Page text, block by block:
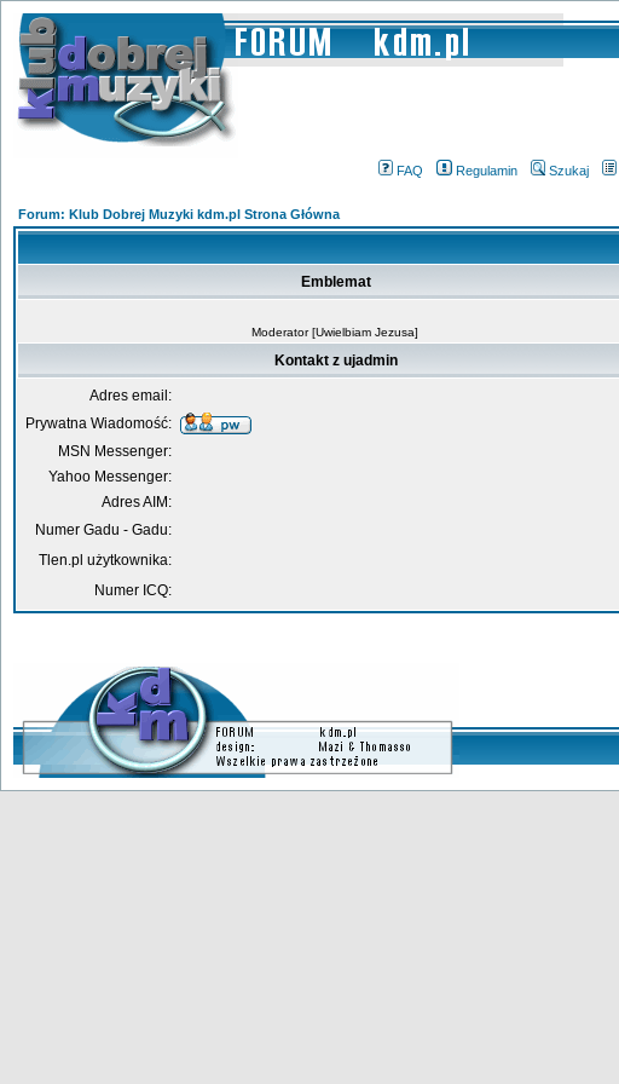
FAQ Regulamin Szukaj
Forum: Klub Dobrej Muzyki kdm.pl Strona Główna
Emblemat
Moderator [Uwielbiam Jezusa]
Kontakt z ujadmin
Adres email:
Prywatna Wiadomość:
MSN Messenger:
Yahoo Messenger:
Adres AIM:
Numer Gadu - Gadu:
Tlen.pl użytkownika:
Numer ICQ: